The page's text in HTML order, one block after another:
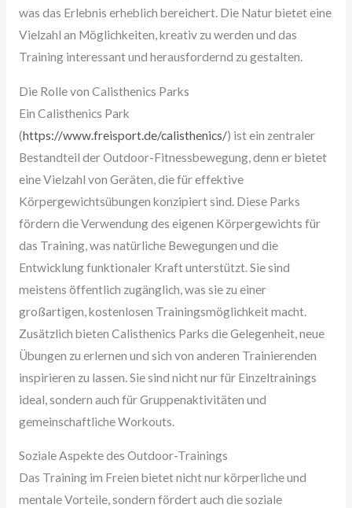
was das Erlebnis erheblich bereichert. Die Natur bietet eine
Vielzahl an Möglichkeiten, kreativ zu werden und das
Training interessant und herausfordernd zu gestalten.
Die Rolle von Calisthenics Parks
Ein Calisthenics Park
(https://www.freisport.de/calisthenics/) ist ein zentraler
Bestandteil der Outdoor-Fitnessbewegung, denn er bietet
eine Vielzahl von Geräten, die für effektive
Körpergewichtsübungen konzipiert sind. Diese Parks
fördern die Verwendung des eigenen Körpergewichts für
das Training, was natürliche Bewegungen und die
Entwicklung funktionaler Kraft unterstützt. Sie sind
meistens öffentlich zugänglich, was sie zu einer
großartigen, kostenlosen Trainingsmöglichkeit macht.
Zusätzlich bieten Calisthenics Parks die Gelegenheit, neue
Übungen zu erlernen und sich von anderen Trainierenden
inspirieren zu lassen. Sie sind nicht nur für Einzeltrainings
ideal, sondern auch für Gruppenaktivitäten und
gemeinschaftliche Workouts.
Soziale Aspekte des Outdoor-Trainings
Das Training im Freien bietet nicht nur körperliche und
mentale Vorteile, sondern fördert auch die soziale